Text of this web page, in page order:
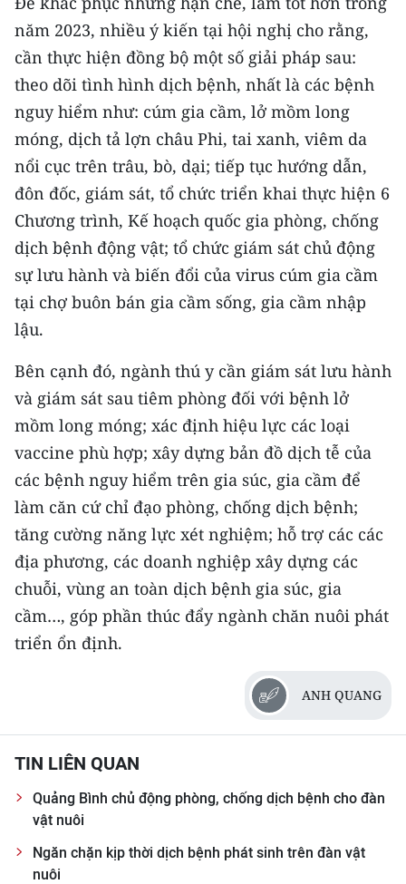
ENGLISH
中文
FRANÇAIS
РУССКИЙ
ESPAÑOL
한국어
năm 2023, nhiều ý kiến tại hội nghị cho rằng,
cần thực hiện đồng bộ một số giải pháp sau:
theo dõi tình hình dịch bệnh, nhất là các bệnh
nguy hiểm như: cúm gia cầm, lở mồm long
móng, dịch tả lợn châu Phi, tai xanh, viêm da
nổi cục trên trâu, bò, dại; tiếp tục hướng dẫn,
đôn đốc, giám sát, tổ chức triển khai thực hiện 6
Chương trình, Kế hoạch quốc gia phòng, chống
dịch bệnh động vật; tổ chức giám sát chủ động
sự lưu hành và biến đổi của virus cúm gia cầm
tại chợ buôn bán gia cầm sống, gia cầm nhập
lậu.
Bên cạnh đó, ngành thú y cần giám sát lưu hành
và giám sát sau tiêm phòng đối với bệnh lở
mồm long móng; xác định hiệu lực các loại
vaccine phù hợp; xây dựng bản đồ dịch tễ của
các bệnh nguy hiểm trên gia súc, gia cầm để
làm căn cứ chỉ đạo phòng, chống dịch bệnh;
tăng cường năng lực xét nghiệm; hỗ trợ các các
địa phương, các doanh nghiệp xây dựng các
chuỗi, vùng an toàn dịch bệnh gia súc, gia
cầm…, góp phần thúc đẩy ngành chăn nuôi phát
triển ổn định.
ANH QUANG
TIN LIÊN QUAN
Quảng Bình chủ động phòng, chống dịch bệnh cho đàn
vật nuôi
Ngăn chặn kịp thời dịch bệnh phát sinh trên đàn vật
nuôi